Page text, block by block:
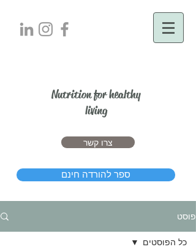
Nutrition for healthy
living
צרו קשר
ספר להורדה חינם
פוסט
כל הפוסטים